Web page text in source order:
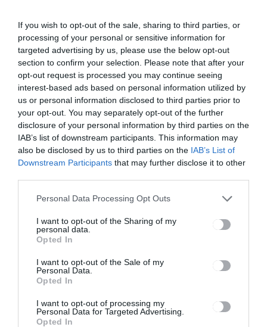
If you wish to opt-out of the sale, sharing to third parties, or
processing of your personal or sensitive information for
targeted advertising by us, please use the below opt-out
section to confirm your selection. Please note that after your
opt-out request is processed you may continue seeing
interest-based ads based on personal information utilized by
us or personal information disclosed to third parties prior to
your opt-out. You may separately opt-out of the further
disclosure of your personal information by third parties on the
IAB’s list of downstream participants. This information may
also be disclosed by us to third parties on the IAB’s List of
Downstream Participants that may further disclose it to other
Personal Data Processing Opt Outs
I want to opt-out of the Sharing of my
personal data.
Opted In
I want to opt-out of the Sale of my
Personal Data.
Opted In
I want to opt-out of processing my
Personal Data for Targeted Advertising.
Opted In
CSÍKSZÉK 2023.06.09.
Útlezárás lesz a
Hargitafürdőre vezető
úton
CSÍKSZÉK